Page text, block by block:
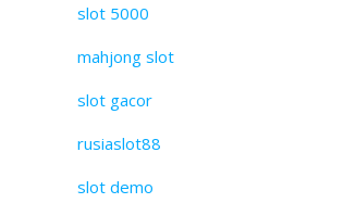
slot 5000
mahjong slot
slot gacor
rusiaslot88
slot demo